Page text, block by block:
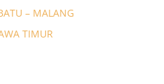
– MALANG
TIMUR